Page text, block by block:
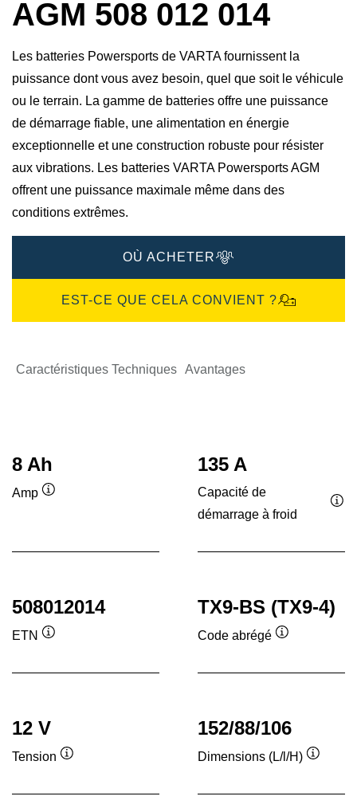
AGM 508 012 014
Les batteries Powersports de VARTA fournissent la
puissance dont vous avez besoin, quel que soit le véhicule
ou le terrain. La gamme de batteries offre une puissance
de démarrage fiable, une alimentation en énergie
exceptionnelle et une construction robuste pour résister
aux vibrations. Les batteries VARTA Powersports AGM
offrent une puissance maximale même dans des
conditions extrêmes.
OÙ ACHETER
EST-CE QUE CELA CONVIENT ?
Caractéristiques Techniques Avantages
8 Ah
Amp
135 A
Capacité de
démarrage à froid
508012014
ETN
TX9-BS (TX9-4)
Code abrégé
12 V
Tension
152/88/106
Dimensions (L/l/H)